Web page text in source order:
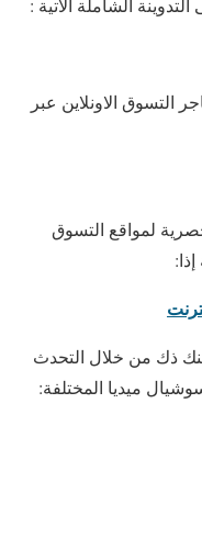
الشاملة الآتية :
التسوق الاونلاين عبر
لمواقع التسوق
ذك من خلال التحدث
ميديا المختلفة: